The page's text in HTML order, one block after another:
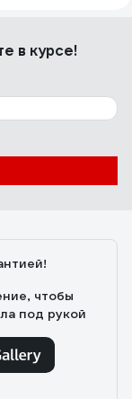
в курсе!
чтобы
под рукой